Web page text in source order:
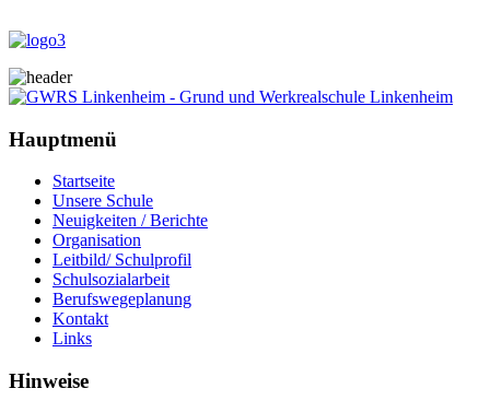
Hauptmenü
Startseite
Unsere Schule
Neuigkeiten / Berichte
Organisation
Leitbild/ Schulprofil
Schulsozialarbeit
Berufswegeplanung
Kontakt
Links
Hinweise